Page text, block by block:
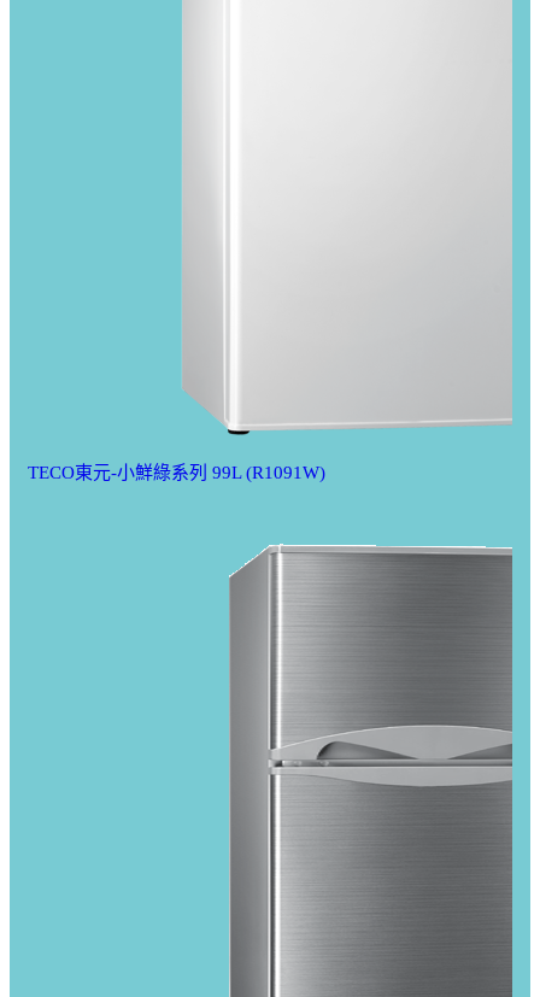
TECO東元-小鮮綠系列 99L (R1091W)